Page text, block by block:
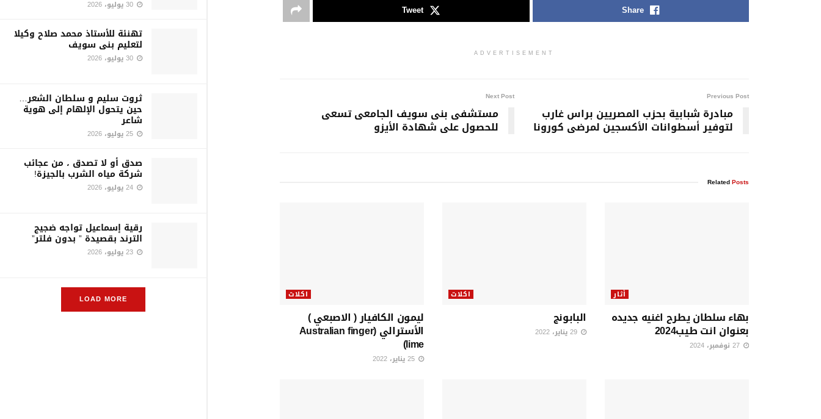
تهنئة للأستاذ محمد صلاح وكيلا
لتعليم بنى سويف
ثروت سليم و سلطان الشعر…
حين يتحول الإلهام إلى هوية
شاعر
صدق أو لا تصدق ، من عجائب
شركة مياه الشرب بالجيزة!
رقية إسماعيل تواجه ضجيج
الترند بقصيدة ” بدون فلتر”
LOAD MORE
Share
Tweet
ADVERTISEMENT
Previous Post
مبادرة شبابية بحزب المصريين براس غارب
لتوفير أسطوانات الأكسجين لمرضى كورونا
Next Post
مستشفى بنى سويف الجامعى تسعى
للحصول على شهادة الأيزو
RelatedPosts
أثار
بهاء سلطان يطرح اغنيه جديده
بعنوان انت طيب2024
اكلات
البابونج
اكلات
ليمون الكافيار ( الاصبعي )
الأسترالي (Australian finger
lime)